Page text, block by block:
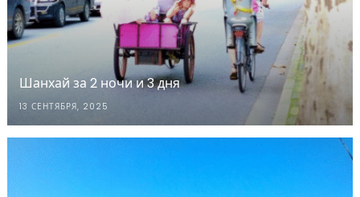
Шанхай за 2 ночи и 3 дня
13 СЕНТЯБРЯ, 2025